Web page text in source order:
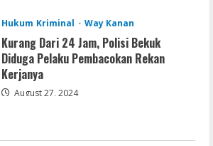
August 5, 2026
Hukum Kriminal Way Kanan
Kurang Dari 24 Jam, Polisi Bekuk
Diduga Pelaku Pembacokan Rekan
Kerjanya
August 27, 2024